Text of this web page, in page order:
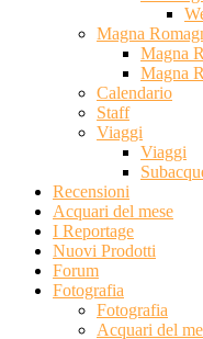
Magna
Magna
Magna
Calendario
Staff
Viaggi
Viaggi
Recensioni
Acquari del mese
I Reportage
Nuovi Prodotti
Forum
Fotografia
Fotografia
Acquari del